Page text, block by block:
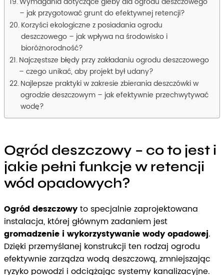
– jak przygotować grunt do efektywnej retencji?
Korzyści ekologiczne z posiadania ogrodu
deszczowego – jak wpływa na środowisko i
bioróżnorodność?
Najczęstsze błędy przy zakładaniu ogrodu deszczowego
– czego unikać, aby projekt był udany?
Najlepsze praktyki w zakresie zbierania deszczówki w
ogrodzie deszczowym – jak efektywnie przechwytywać
wodę?
Ogród deszczowy – co to jest i
jakie pełni funkcje w retencji
wód opadowych?
Ogród deszczowyto specjalnie zaprojektowana
instalacja, której głównym zadaniem jest
gromadzenie i wykorzystywanie wody opadowej.
Dzięki przemyślanej konstrukcji ten rodzaj ogrodu
efektywnie zarządza wodą deszczową, zmniejszając
ryzyko powodzi i odciążając systemy kanalizacyjne.